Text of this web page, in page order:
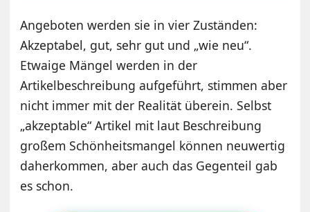
Angeboten werden sie in vier Zuständen:
Akzeptabel, gut, sehr gut und „wie neu“.
Etwaige Mängel werden in der
Artikelbeschreibung aufgeführt, stimmen aber
nicht immer mit der Realität überein. Selbst
„akzeptable“ Artikel mit laut Beschreibung
großem Schönheitsmangel können neuwertig
daherkommen, aber auch das Gegenteil gab
es schon.